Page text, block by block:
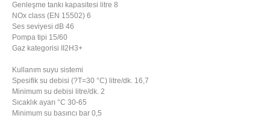
Genleşme tankı kapasitesi litre 8
NOx class (EN 15502) 6
Ses seviyesi dB 46
Pompa tipi 15/60
Gaz kategorisi II2H3+
Kullanım suyu sistemi
Spesifik su debisi (?T=30 °C) litre/dk. 16,7
Minimum su debisi litre/dk. 2
Sıcaklık ayarı °C 30-65
Minimum su basıncı bar 0,5